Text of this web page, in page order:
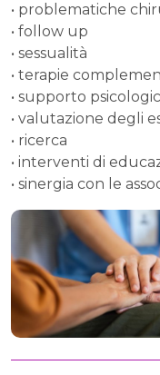
• problematiche
• follow up
• sessualità
• terapie
• supporto
• valutazione degli
• ricerca
• interventi di
• sinergia con le